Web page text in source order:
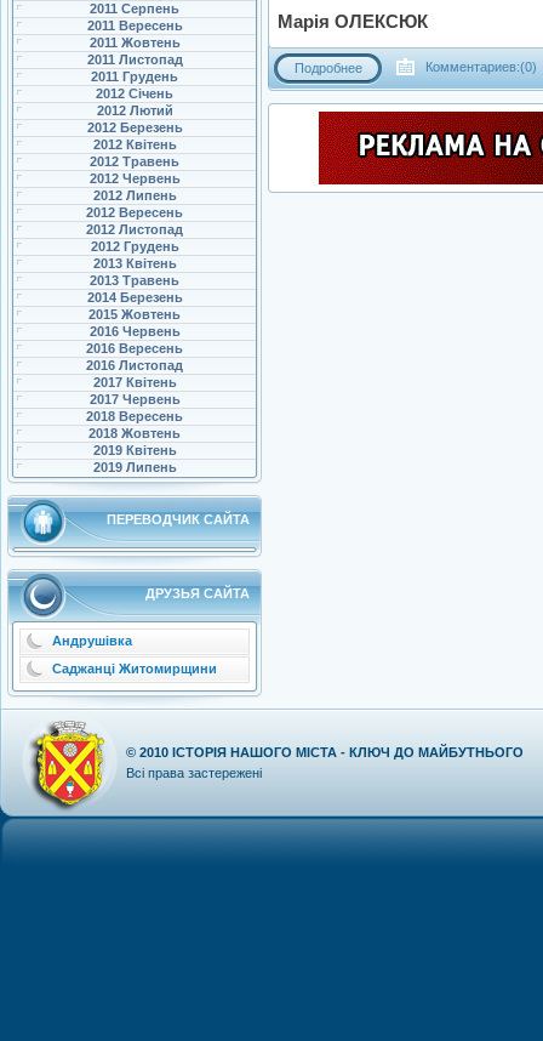
2011 Серпень
2011 Вересень
2011 Жовтень
2011 Листопад
2011 Грудень
2012 Січень
2012 Лютий
2012 Березень
2012 Квітень
2012 Травень
2012 Червень
2012 Липень
2012 Вересень
2012 Листопад
2012 Грудень
2013 Квітень
2013 Травень
2014 Березень
2015 Жовтень
2016 Червень
2016 Вересень
2016 Листопад
2017 Квітень
2017 Червень
2018 Вересень
2018 Жовтень
2019 Квітень
2019 Липень
ПЕРЕВОДЧИК САЙТА
ДРУЗЬЯ САЙТА
Андрушівка
Саджанці Житомирщини
Марія ОЛЕКСЮК
Подробнее Комментариев:(0)
© 2010 ІСТОРІЯ НАШОГО МІСТА - КЛЮЧ ДО МАЙБУТНЬОГО
Всі права застережені